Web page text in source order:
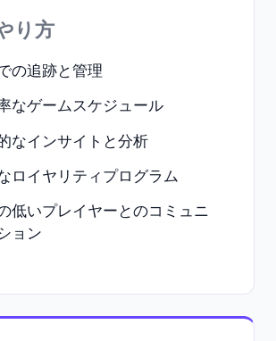
り方
の追跡と管理
なゲームスケジュール
なインサイトと分析
ロイヤリティプログラム
低いプレイヤーとのコミュニ
ョン